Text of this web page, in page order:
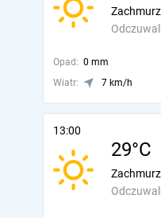
Opad: 0 mm
Wiatr:
7 km/h
13:00
29°C